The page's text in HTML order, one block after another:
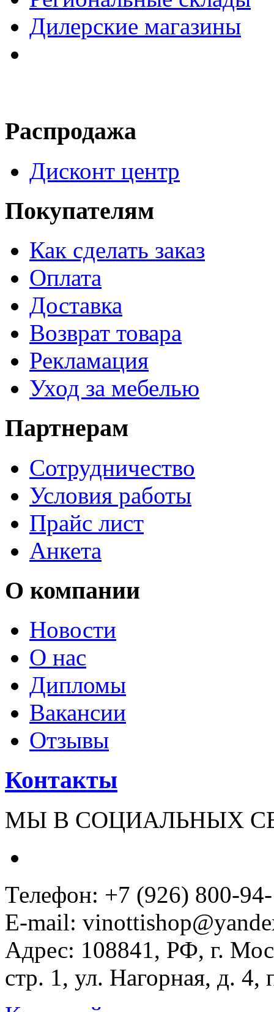
Дилерские магазины
Распродажа
Дисконт центр
Покупателям
Как сделать заказ
Оплата
Доставка
Возврат товара
Рекламация
Уход за мебелью
Партнерам
Сотрудничество
Условия работы
Прайс лист
Анкета
О компании
Новости
О нас
Дипломы
Вакансии
Отзывы
Контакты
МЫ В СОЦИАЛЬНЫХ
Телефон: +7 (926) 800-
E-mail:
Адрес: 108841, РФ, г.
стр. 1, ул. Нагорная, д.